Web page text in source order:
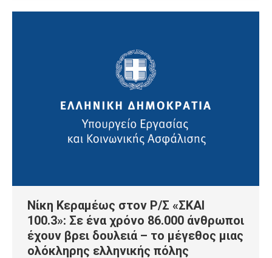
Νίκη Κεραμέως στον Ρ/Σ «ΣΚΑΙ
100.3»: Σε ένα χρόνο 86.000 άνθρωποι
έχουν βρει δουλειά – το μέγεθος μιας
ολόκληρης ελληνικής πόλης